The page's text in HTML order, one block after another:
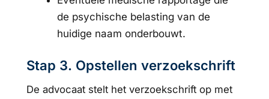
de psychische belasting van de
huidige naam onderbouwt.
Stap 3. Opstellen verzoekschrift
De advocaat stelt het verzoekschrift op met